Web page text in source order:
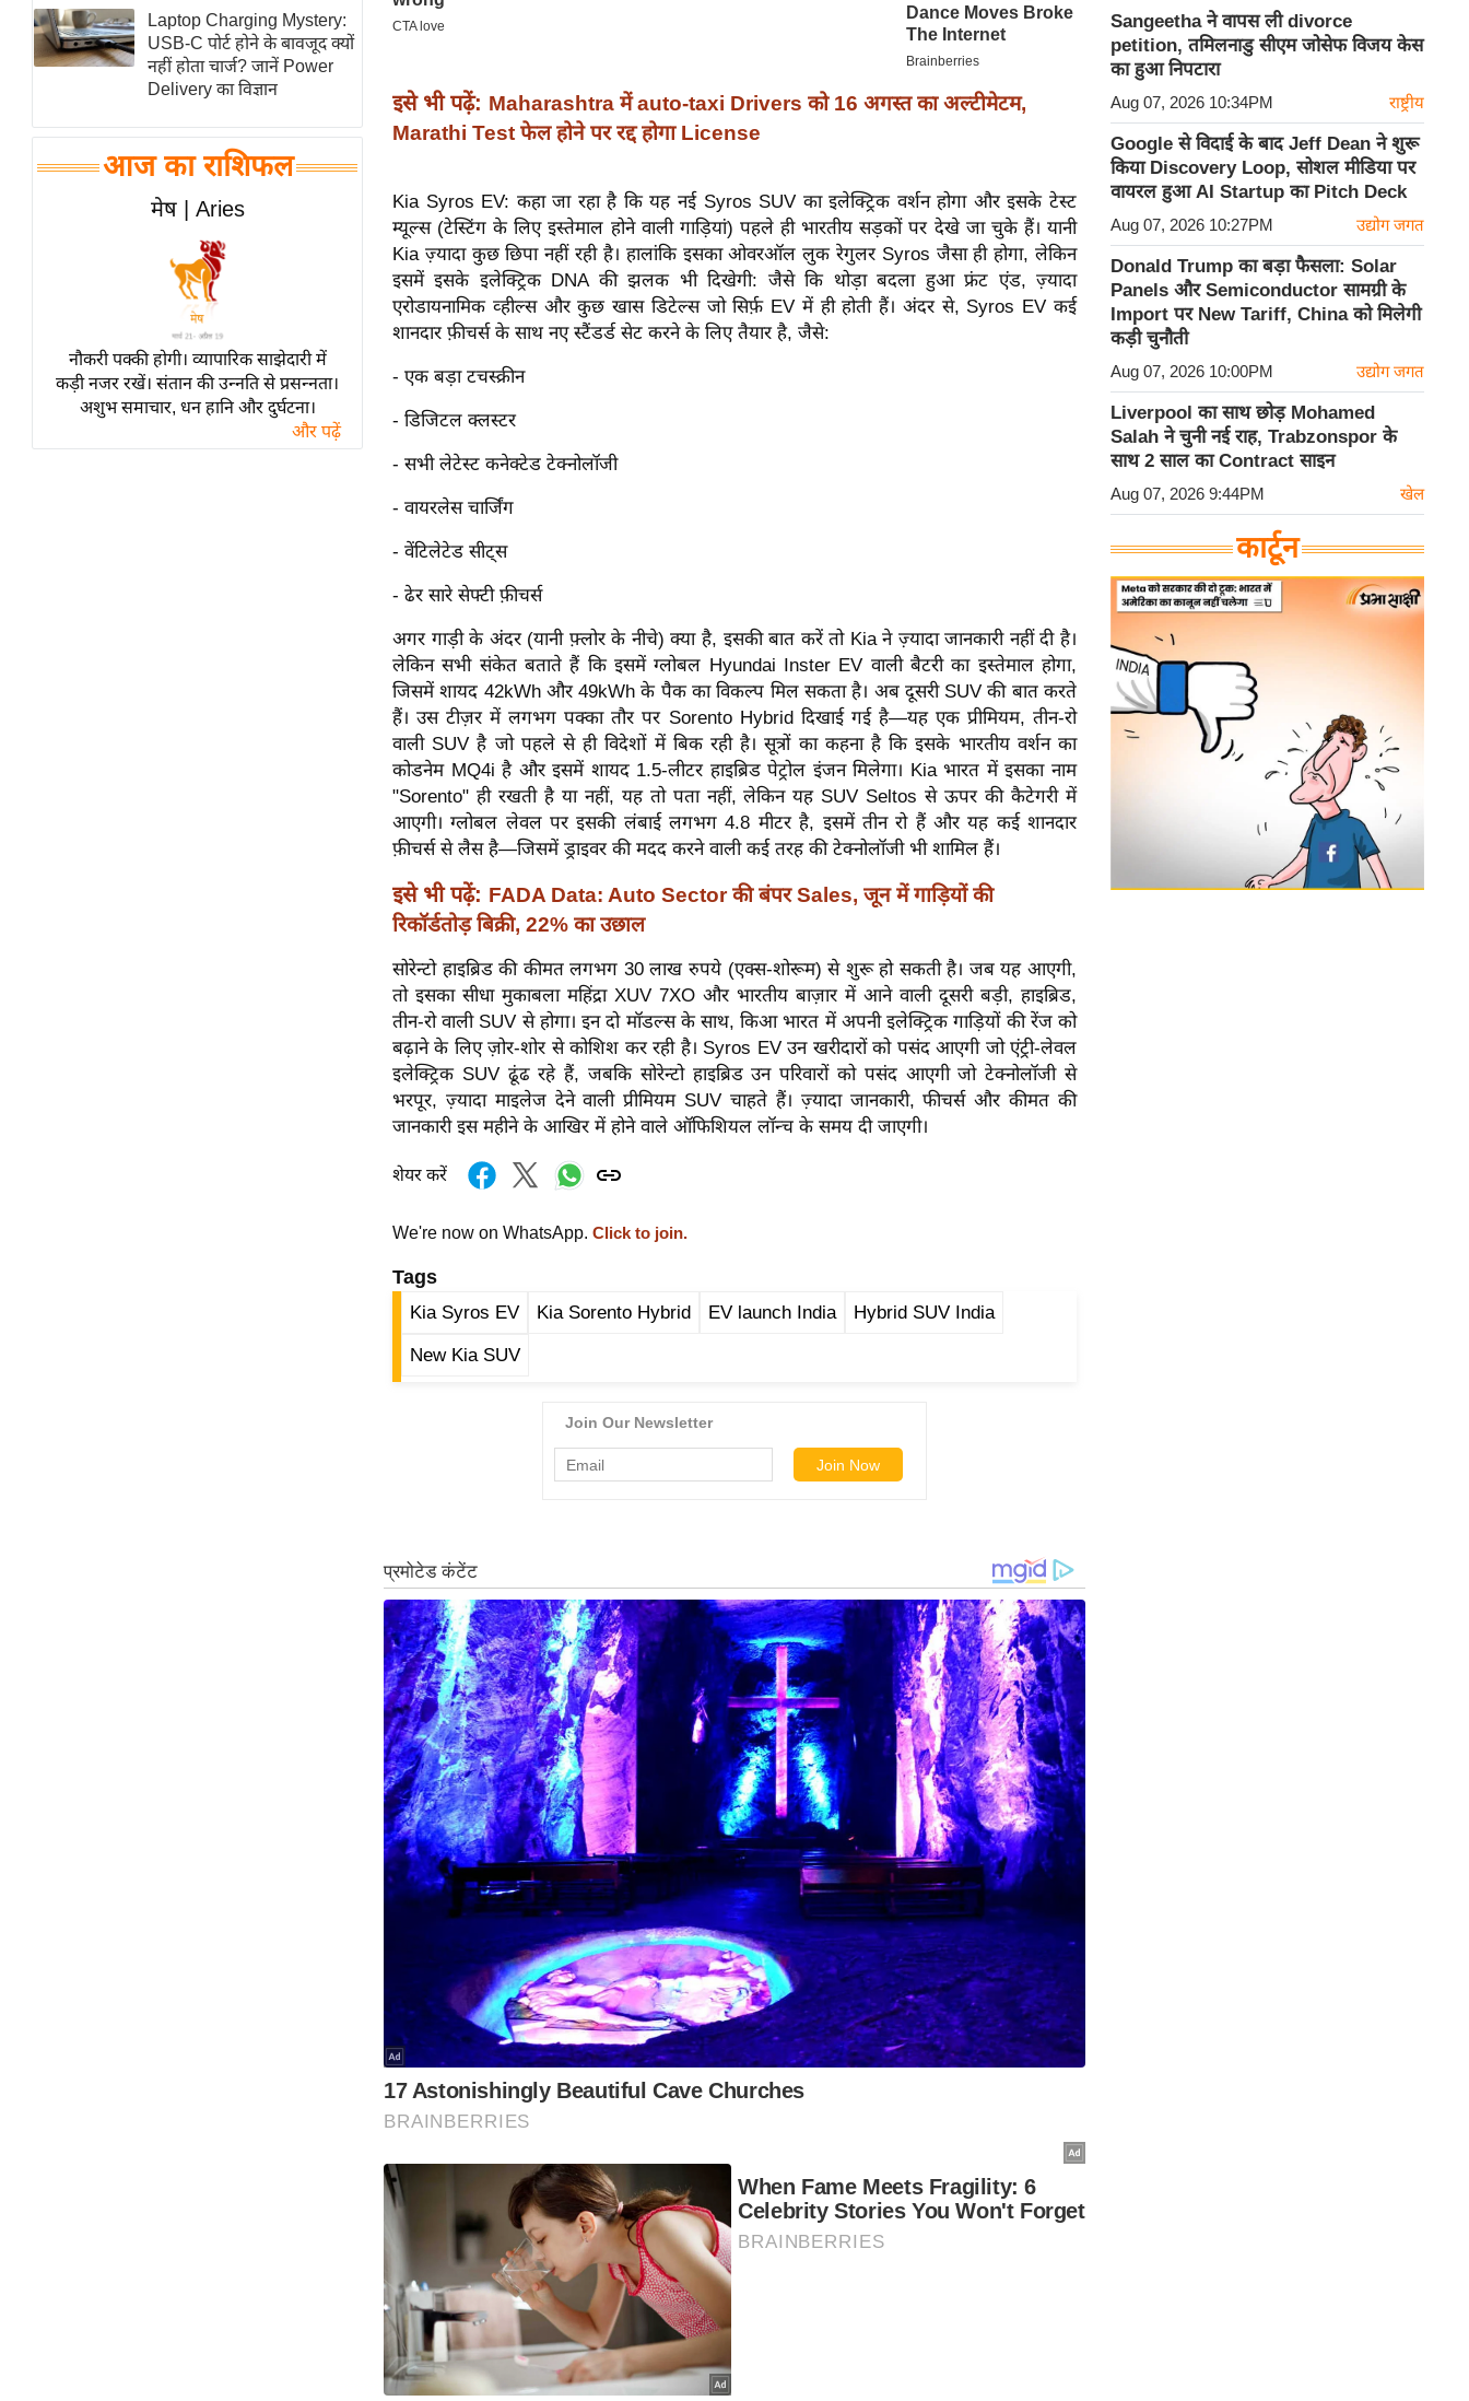
एम.
आर.
आई.
समीक्षा
धर्म
ज्योतिष
त्योहार
राशिफल
विशेष
विश्लेषण
Laptop Charging Mystery:
USB-C पोर्ट होने के बावजूद क्यों
नहीं होता चार्ज? जानें Power
Delivery का विज्ञान
आज का राशिफल
मेष | Aries
नौकरी पक्की होगी। व्यापारिक साझेदारी में
कड़ी नजर रखें। संतान की उन्नति से प्रसन्नता।
अशुभ समाचार, धन हानि और दुर्घटना।
और पढ़ें
इसे भी पढ़ें: Maharashtra में auto-taxi Drivers को 16 अगस्त का अल्टीमेटम,
Marathi Test फेल होने पर रद्द होगा License
Kia Syros EV: कहा जा रहा है कि यह नई Syros SUV का इलेक्ट्रिक वर्शन होगा और इसके टेस्ट
म्यूल्स (टेस्टिंग के लिए इस्तेमाल होने वाली गाड़ियां) पहले ही भारतीय सड़कों पर देखे जा चुके हैं। यानी
Kia ज़्यादा कुछ छिपा नहीं रही है। हालांकि इसका ओवरऑल लुक रेगुलर Syros जैसा ही होगा, लेकिन
इसमें इसके इलेक्ट्रिक DNA की झलक भी दिखेगी: जैसे कि थोड़ा बदला हुआ फ्रंट एंड, ज़्यादा
एरोडायनामिक व्हील्स और कुछ खास डिटेल्स जो सिर्फ़ EV में ही होती हैं। अंदर से, Syros EV कई
शानदार फ़ीचर्स के साथ नए स्टैंडर्ड सेट करने के लिए तैयार है, जैसे:
- एक बड़ा टचस्क्रीन
- डिजिटल क्लस्टर
- सभी लेटेस्ट कनेक्टेड टेक्नोलॉजी
- वायरलेस चार्जिंग
- वेंटिलेटेड सीट्स
- ढेर सारे सेफ्टी फ़ीचर्स
अगर गाड़ी के अंदर (यानी फ़्लोर के नीचे) क्या है, इसकी बात करें तो Kia ने ज़्यादा जानकारी नहीं दी है।
लेकिन सभी संकेत बताते हैं कि इसमें ग्लोबल Hyundai Inster EV वाली बैटरी का इस्तेमाल होगा,
जिसमें शायद 42kWh और 49kWh के पैक का विकल्प मिल सकता है। अब दूसरी SUV की बात करते
हैं। उस टीज़र में लगभग पक्का तौर पर Sorento Hybrid दिखाई गई है—यह एक प्रीमियम, तीन-रो
वाली SUV है जो पहले से ही विदेशों में बिक रही है। सूत्रों का कहना है कि इसके भारतीय वर्शन का
कोडनेम MQ4i है और इसमें शायद 1.5-लीटर हाइब्रिड पेट्रोल इंजन मिलेगा। Kia भारत में इसका नाम
"Sorento" ही रखती है या नहीं, यह तो पता नहीं, लेकिन यह SUV Seltos से ऊपर की कैटेगरी में
आएगी। ग्लोबल लेवल पर इसकी लंबाई लगभग 4.8 मीटर है, इसमें तीन रो हैं और यह कई शानदार
फ़ीचर्स से लैस है—जिसमें ड्राइवर की मदद करने वाली कई तरह की टेक्नोलॉजी भी शामिल हैं।
इसे भी पढ़ें: FADA Data: Auto Sector की बंपर Sales, जून में गाड़ियों की
रिकॉर्डतोड़ बिक्री, 22% का उछाल
सोरेन्टो हाइब्रिड की कीमत लगभग 30 लाख रुपये (एक्स-शोरूम) से शुरू हो सकती है। जब यह आएगी,
तो इसका सीधा मुकाबला महिंद्रा XUV 7XO और भारतीय बाज़ार में आने वाली दूसरी बड़ी, हाइब्रिड,
तीन-रो वाली SUV से होगा। इन दो मॉडल्स के साथ, किआ भारत में अपनी इलेक्ट्रिक गाड़ियों की रेंज को
बढ़ाने के लिए ज़ोर-शोर से कोशिश कर रही है। Syros EV उन खरीदारों को पसंद आएगी जो एंट्री-लेवल
इलेक्ट्रिक SUV ढूंढ रहे हैं, जबकि सोरेन्टो हाइब्रिड उन परिवारों को पसंद आएगी जो टेक्नोलॉजी से
भरपूर, ज़्यादा माइलेज देने वाली प्रीमियम SUV चाहते हैं। ज़्यादा जानकारी, फीचर्स और कीमत की
जानकारी इस महीने के आखिर में होने वाले ऑफिशियल लॉन्च के समय दी जाएगी।
शेयर करें
We're now on WhatsApp. Click to join.
Tags
Kia Syros EV Kia Sorento Hybrid EV launch India Hybrid SUV India
New Kia SUV
Sangeetha ने वापस ली divorce
petition, तमिलनाडु सीएम जोसेफ विजय केस
का हुआ निपटारा
Aug 07, 2026 10:34PM राष्ट्रीय
Google से विदाई के बाद Jeff Dean ने शुरू
किया Discovery Loop, सोशल मीडिया पर
वायरल हुआ AI Startup का Pitch Deck
Aug 07, 2026 10:27PM उद्योग जगत
Donald Trump का बड़ा फैसला: Solar
Panels और Semiconductor सामग्री के
Import पर New Tariff, China को मिलेगी
कड़ी चुनौती
Aug 07, 2026 10:00PM उद्योग जगत
Liverpool का साथ छोड़ Mohamed
Salah ने चुनी नई राह, Trabzonspor के
साथ 2 साल का Contract साइन
Aug 07, 2026 9:44PM खेल
कार्टून